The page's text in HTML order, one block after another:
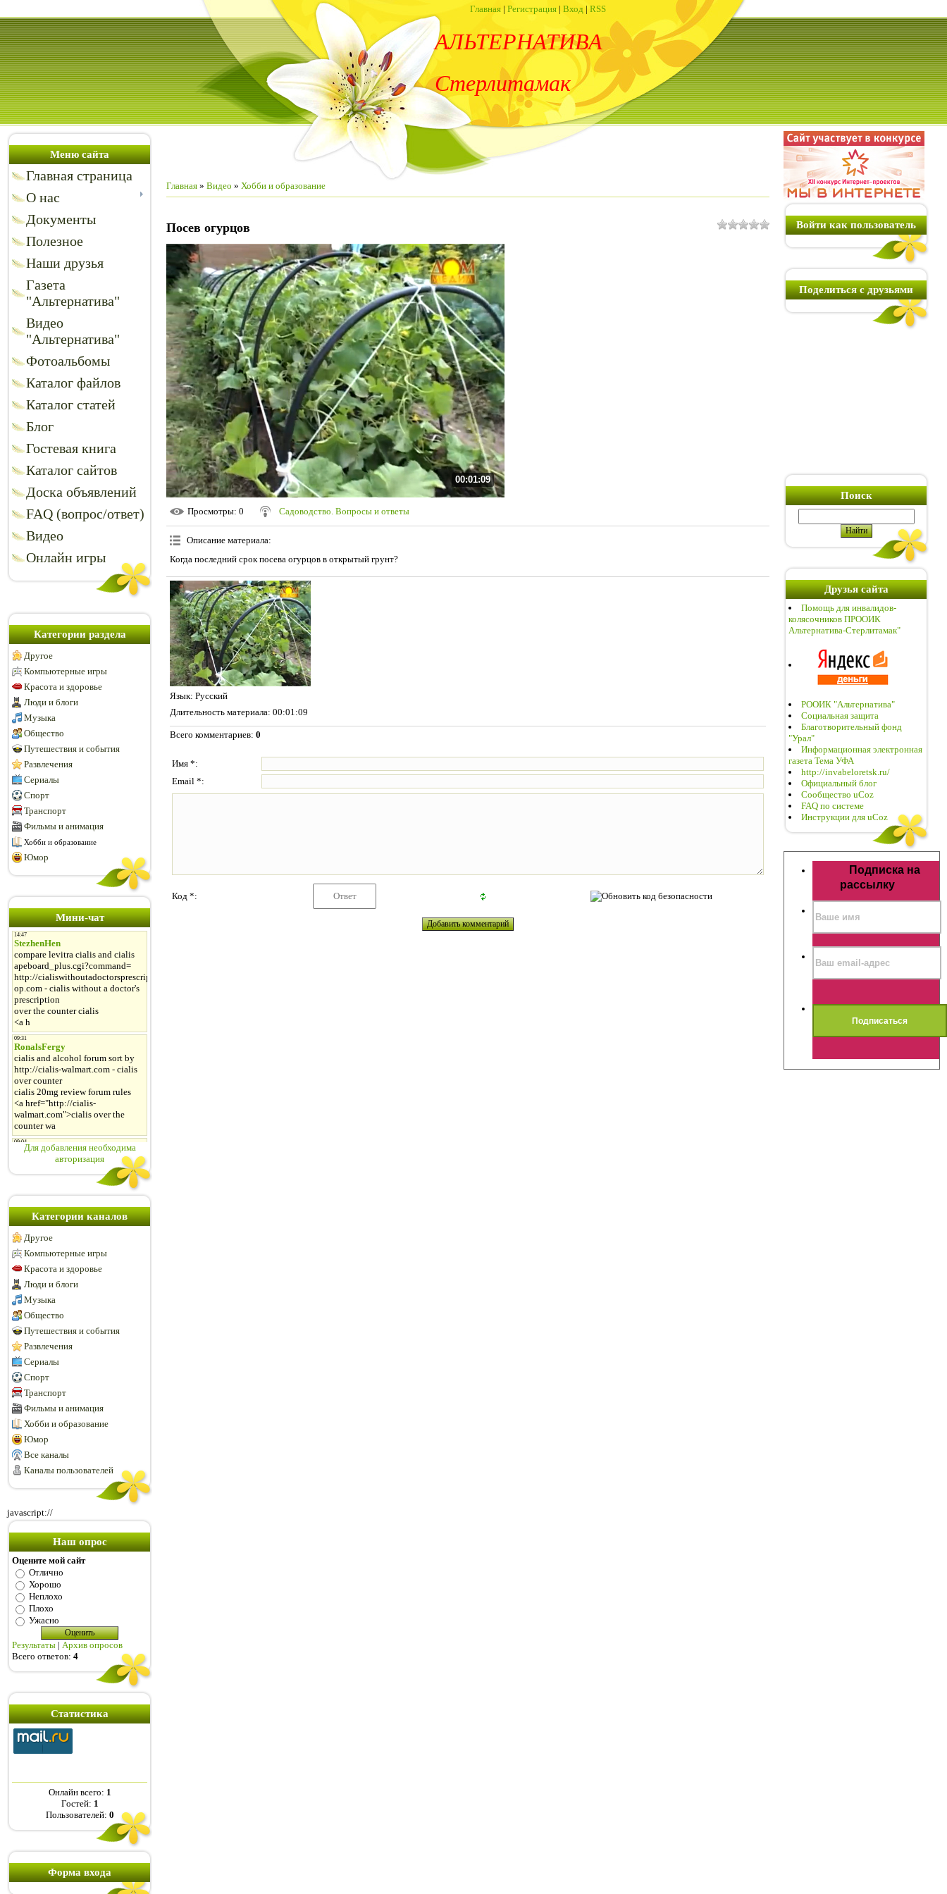
Главная | Регистрация | Вход | RSS
АЛЬТЕРНАТИВА
Стерлитамак
Меню сайта
Главная страница
О нас
Документы
Полезное
Наши друзья
Газета
"Альтернатива"
Видео
"Альтернатива"
Фотоальбомы
Каталог файлов
Каталог статей
Блог
Гостевая книга
Каталог сайтов
Доска объявлений
FAQ (вопрос/ответ)
Видео
Онлайн игры
Категории раздела
Другое
Компьютерные игры
Красота и здоровье
Люди и блоги
Музыка
Общество
Путешествия и события
Развлечения
Сериалы
Спорт
Транспорт
Фильмы и анимация
Хобби и образование
Юмор
Мини-чат
Для добавления необходима
авторизация
Категории каналов
Другое
Компьютерные игры
Красота и здоровье
Люди и блоги
Музыка
Общество
Путешествия и события
Развлечения
Сериалы
Спорт
Транспорт
Фильмы и анимация
Хобби и образование
Юмор
Все каналы
Каналы пользователей
javascript://
Наш опрос
Оцените мой сайт
Отлично
Хорошо
Неплохо
Плохо
Ужасно
Результаты | Архив опросов
Всего ответов: 4
Статистика
Онлайн всего: 1
Гостей: 1
Пользователей: 0
Форма входа
Главная » Видео » Хобби и образование
Посев огурцов
00:01:09
Просмотры: 0 Садоводство. Вопросы и ответы
Описание материала:
Когда последний срок посева огурцов в открытый грунт?
Язык: Русский
Длительность материала: 00:01:09
Всего комментариев: 0
Имя *:
Email *:
Код *:
Войти как пользователь
Поделиться с друзьями
Поиск
Друзья сайта
Помощь для инвалидов-
колясочников ПРООИК
Альтернатива-Стерлитамак"
РООИК "Альтернатива"
Социальная защита
Благотворительный фонд
"Урал"
Информационная электронная
газета Тема УФА
http://invabeloretsk.ru/
Официальный блог
Сообщество uCoz
FAQ по системе
Инструкции для uCoz
Подписка на
рассылку